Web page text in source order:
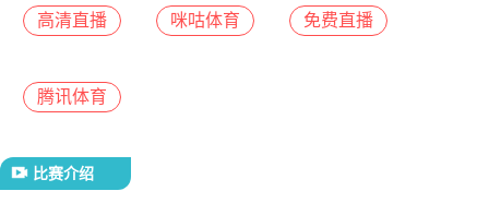
高清直播 咪咕体育 免费直播
腾讯体育
比赛介绍